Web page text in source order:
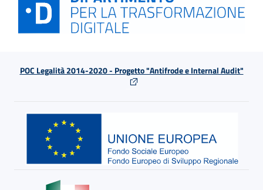
POC Legalità 2014-2020 - Progetto "Antifrode e Internal Audit"